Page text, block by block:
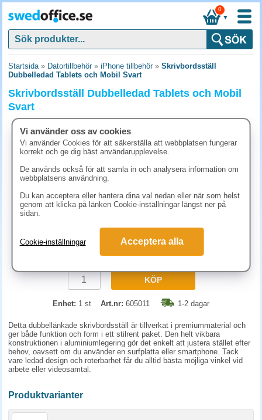
▼
0
Startsida» Datortillbehör» iPhone tillbehör» Skrivbordsställ
Dubbelledad Tablets och Mobil Svart
Skrivbordsställ Dubbelledad Tablets och Mobil
Svart
323.80 kr (inkl. moms)
KÖP
Enhet: 1 st Art.nr: 605011 1-2 dagar
Detta dubbellänkade skrivbordsställ är tillverkat i premiummaterial och
ger både funktion och form i ett stilrent paket. Den helt vikbara
konstruktionen i aluminiumlegering gör det enkelt att justera stället efter
behov, oavsett om du använder en surfplatta eller smartphone. Tack
vare ledad design och roterbarhet får du alltid bästa möjliga vinkel vid
arbete eller videosamtal.
Produktvarianter
Vi använder oss av cookies
Vi använder Cookies för att säkerställa att webbplatsen fungerar
korrekt och ge dig bäst användarupplevelse.
De används också för att samla in och analysera information om
webbplatsens användning.
Du kan acceptera eller hantera dina val nedan eller när som helst
genom att klicka på länken Cookie-inställningar längst ner på
sidan.
Cookie-inställningar Acceptera alla